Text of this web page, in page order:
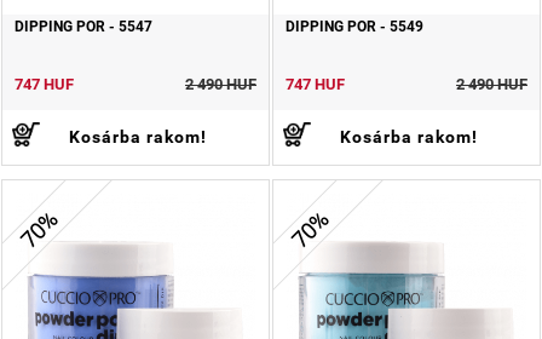
DIPPING POR - 5547
747 HUF 2 490 HUF
Kosárba rakom!
DIPPING POR - 5549
747 HUF 2 490 HUF
Kosárba rakom!
70% 70%